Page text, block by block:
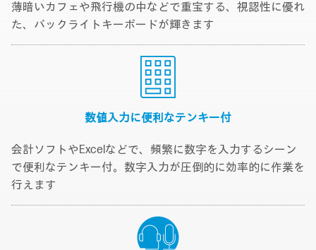
薄暗いカフェや飛行機の中などで重宝する、視認性に優れ
た、バックライトキーボードが輝きます
数値入力に便利なテンキー付
会計ソフトやExcelなどで、頻繁に数字を入力するシーン
で便利なテンキー付。数字入力が圧倒的に効率的に作業を
行えます